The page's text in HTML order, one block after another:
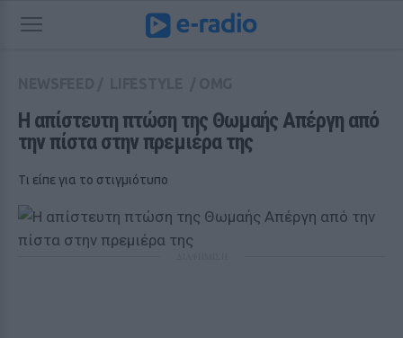
Η απίστευτη πτώση της Θωμαής Απέργη από
την πίστα στην πρεμιέρα της
Tι είπε για το στιγμιότυπο